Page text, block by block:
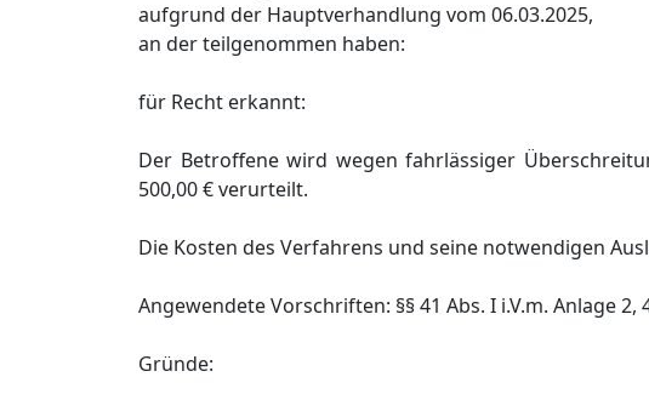
aufgrund der Hauptverhandlung vom 06.03.2025,
an der teilgenommen haben:
für Recht erkannt:
Der Betroffene wird wegen fahrlässiger
500,00 € verurteilt.
Die Kosten des Verfahrens und seine notwendigen
Angewendete Vorschriften: §§ 41 Abs. I i.V.m. Anlage 2,
Gründe: